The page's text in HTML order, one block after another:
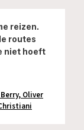
reizen.
routes
niet hoeft
Oliver